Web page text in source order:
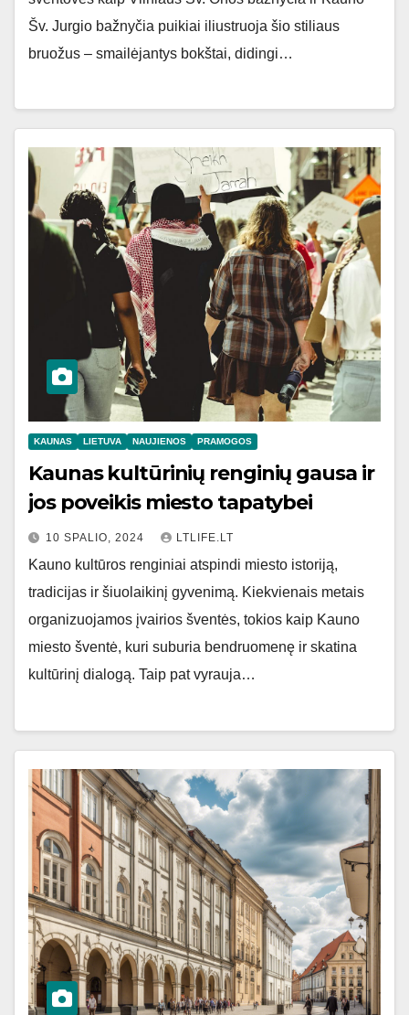
Šv. Jurgio bažnyčia puikiai iliustruoja šio stiliaus
bruožus – smailėjantys bokštai, didingi…
KAUNAS LIETUVA NAUJIENOS PRAMOGOS
Kaunas kultūrinių renginių gausa ir
jos poveikis miesto tapatybei
10 SPALIO, 2024 LTLIFE.LT
Kauno kultūros renginiai atspindi miesto istoriją,
tradicijas ir šiuolaikinį gyvenimą. Kiekvienais metais
organizuojamos įvairios šventės, tokios kaip Kauno
miesto šventė, kuri suburia bendruomenę ir skatina
kultūrinį dialogą. Taip pat vyrauja…